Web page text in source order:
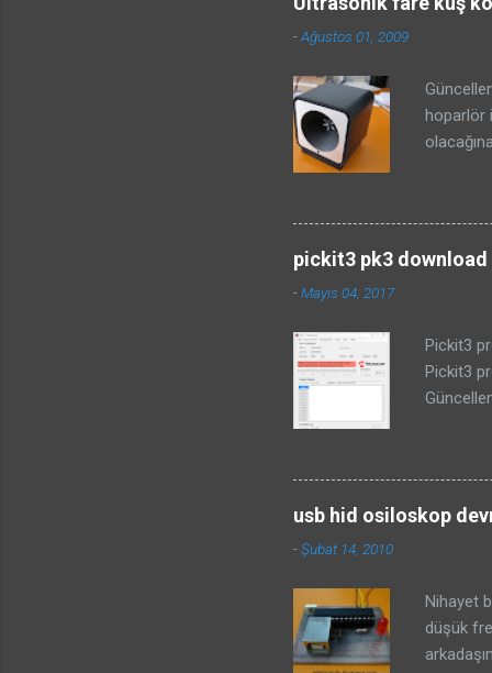
-Ağustos 01, 2009
hoparlör
ilgili bir
üzerine
pickit3 pk3
-Mayıs 04, 2017
Pickit3
Pickit3
tarihli
veya
http://
https://
https://
usb hid osiloskop
-Şubat 14, 2010
Nihayet
düşük